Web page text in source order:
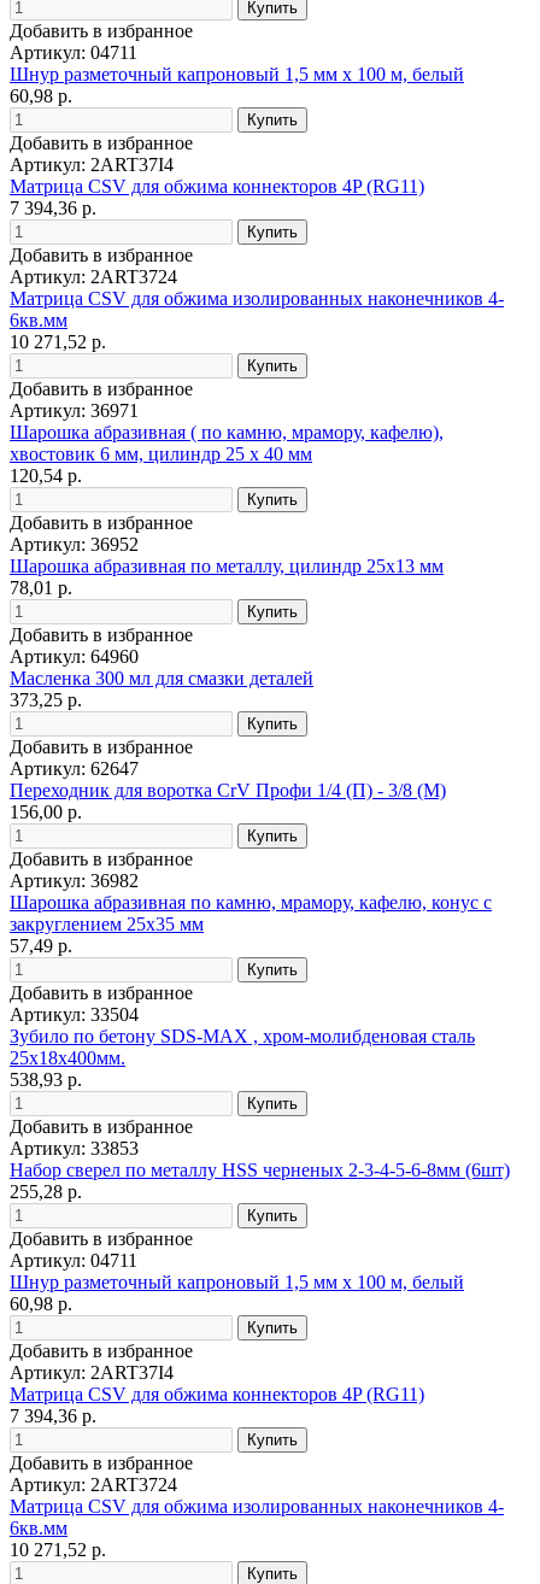
Добавить в избранное
Артикул: 04711
Шнур разметочный капроновый 1,5 мм х 100 м, белый
60,98 р.
Добавить в избранное
Артикул: 2ART37I4
Матрица CSV для обжима коннекторов 4P (RG11)
7 394,36 р.
Добавить в избранное
Артикул: 2ART3724
Матрица CSV для обжима изолированных наконечников 4-
6кв.мм
10 271,52 р.
Добавить в избранное
Артикул: 36971
Шарошка абразивная ( по камню, мрамору, кафелю),
хвостовик 6 мм, цилиндр 25 х 40 мм
120,54 р.
Добавить в избранное
Артикул: 36952
Шарошка абразивная по металлу, цилиндр 25х13 мм
78,01 р.
Добавить в избранное
Артикул: 64960
Масленка 300 мл для смазки деталей
373,25 р.
Добавить в избранное
Артикул: 62647
Переходник для воротка CrV Профи 1/4 (П) - 3/8 (М)
156,00 р.
Добавить в избранное
Артикул: 36982
Шарошка абразивная по камню, мрамору, кафелю, конус с
закруглением 25х35 мм
57,49 р.
Добавить в избранное
Артикул: 33504
Зубило по бетону SDS-MAX , хром-молибденовая сталь
25х18х400мм.
538,93 р.
Добавить в избранное
Артикул: 33853
Набор сверел по металлу HSS черненых 2-3-4-5-6-8мм (6шт)
255,28 р.
Добавить в избранное
Артикул: 04711
Шнур разметочный капроновый 1,5 мм х 100 м, белый
60,98 р.
Добавить в избранное
Артикул: 2ART37I4
Матрица CSV для обжима коннекторов 4P (RG11)
7 394,36 р.
Добавить в избранное
Артикул: 2ART3724
Матрица CSV для обжима изолированных наконечников 4-
6кв.мм
10 271,52 р.